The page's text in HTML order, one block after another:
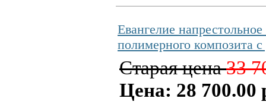
Евангелие
полимерного композита
Старая цена33
Цена: 28 700.00